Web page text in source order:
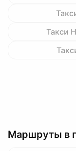
Такси
Маршруты в